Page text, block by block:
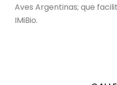
Aves Argentinas; que
IMiBio.